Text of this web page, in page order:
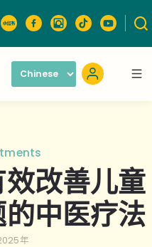
改善儿童
中医疗法
年